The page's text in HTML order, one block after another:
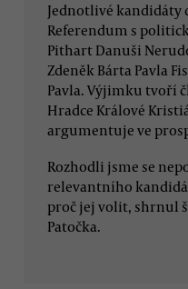
Jednotlivé
Referendum s
Pithart Danuši
Zdeněk Bárta Pavla
Pavla. Výjimku tvoří
Hradce Králové
argumentuje ve
Rozhodli jsme se
relevantního
proč jej volit, shrnul
Patočka.